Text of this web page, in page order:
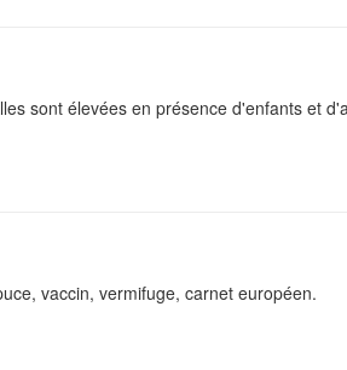
sont élevées en présence d'enfants et
vaccin, vermifuge, carnet européen.